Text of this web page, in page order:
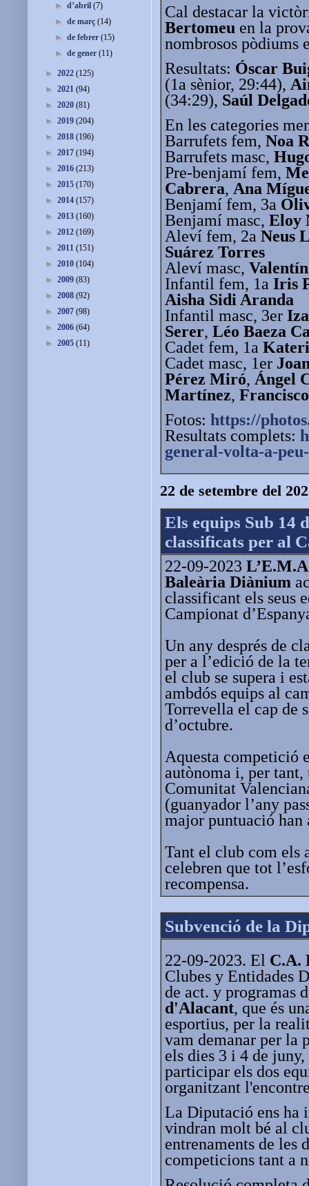
Cal destacar la
Bertomeu en la
nombrosos pòdiums
Resultats: Óscar
(1a sènior, 29:44),
(34:29), Saúl
En les categories
Barrufets fem, Noa
Barrufets masc,
Pre-benjamí fem,
Cabrera, Ana
Benjamí fem, 3a
Benjamí masc, Eloy
Aleví fem, 2a Neus
Suárez Torres
Aleví masc,
Infantil fem, 1a Iris
Aisha Sidi Aranda
Infantil masc, 3er
Serer, Léo Baeza
Cadet fem, 1a
Cadet masc, 1er
Pérez Miró, Ángel
Martínez,
Fotos: https://
Resultats complets:
general-volta-a-
22 de setembre del
Els equips Sub 14
classificats per al
22-09-2023
Baleària Diànium
classificant els seus
Campionat
Un any després de
per a l’edició de la
el club se supera i
ambdós equips al
Torrevella el cap de
d’octubre.
Aquesta competició
autònoma i, per
Comunitat
(guanyador l’any
major puntuació han
Tant el club com els
celebren que tot
recompensa.
Subvenció de la
22-09-2023. El C.A.
Clubes y Entidades
de act. y programas
d'Alacant, que és
esportius, per la
vam demanar per la
els dies 3 i 4 de
participar els dos
organitzant
La Diputació ens ha
vindran molt bé al
entrenaments de les
competicions tant a
►d’abril(7)
►de març(14)
►de febrer(15)
►de gener(11)
► 2022 (125)
► 2021 (94)
► 2020 (81)
► 2019 (204)
► 2018 (196)
► 2017 (194)
► 2016 (213)
► 2015 (170)
► 2014 (157)
► 2013 (160)
► 2012 (169)
► 2011 (151)
► 2010 (104)
► 2009 (83)
► 2008 (92)
► 2007 (98)
► 2006 (64)
► 2005 (11)